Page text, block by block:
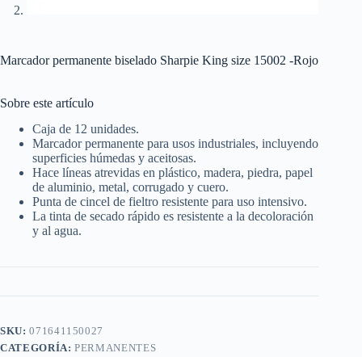
Marcador permanente biselado Sharpie King size 15002 -Rojo
Sobre este artículo
Caja de 12 unidades.
Marcador permanente para usos industriales, incluyendo
superficies húmedas y aceitosas.
Hace líneas atrevidas en plástico, madera, piedra, papel
de aluminio, metal, corrugado y cuero.
Punta de cincel de fieltro resistente para uso intensivo.
La tinta de secado rápido es resistente a la decoloración
y al agua.
SKU:071641150027
CATEGORÍA:PERMANENTES